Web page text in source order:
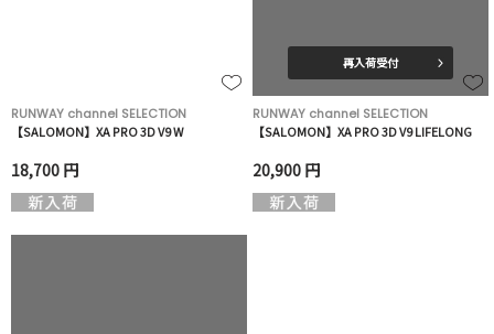
RUNWAY channel SELECTION
【SALOMON】XA PRO 3D V9 W
18,700 円
再入荷受付
RUNWAY channel SELECTION
【SALOMON】XA PRO 3D V9 LIFELONG
20,900 円